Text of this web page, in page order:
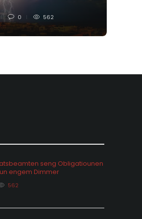
0 562
seng Obligatiounen
engem Dimmer
562